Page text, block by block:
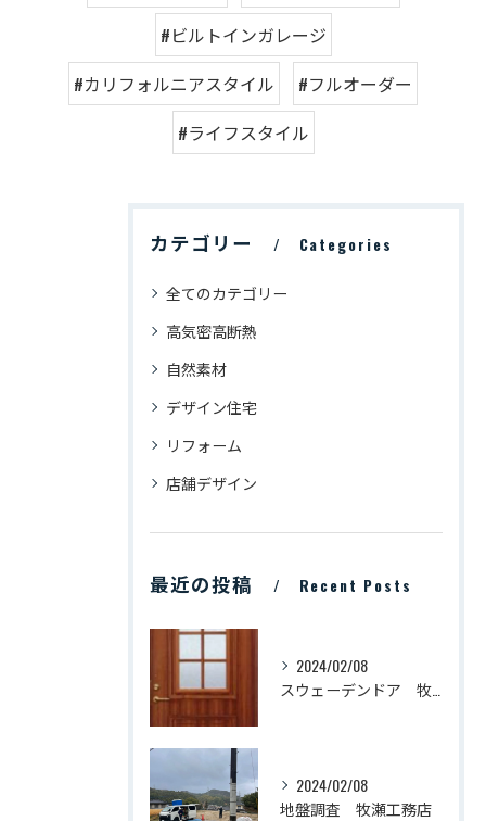
#ビルトインガレージ
#カリフォルニアスタイル
#フルオーダー
#ライフスタイル
カテゴリー Categories
全てのカテゴリー
高気密高断熱
自然素材
デザイン住宅
リフォーム
店舗デザイン
最近の投稿 Recent Posts
2024/02/08
2024/02/08
地盤調査 牧瀬工務店